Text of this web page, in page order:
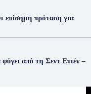
επίσημη πρόταση για
από τη Σεντ Ετιέν –